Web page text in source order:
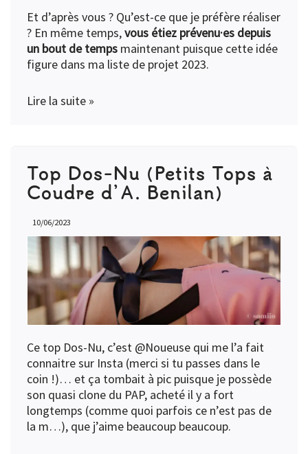
Et d’après vous ? Qu’est-ce que je préfère réaliser
? En même temps,vous étiez prévenu·es depuis
un bout de temps maintenant puisque cette idée
figure dans ma liste de projet 2023.
Lire la suite »
Top Dos-Nu (Petits Tops à
Coudre d’A. Benilan)
10/06/2023
Ce top Dos-Nu, c’est @Noueuse qui me l’a fait
connaitre sur Insta (merci si tu passes dans le
coin !)… et ça tombait à pic puisque je possède
son quasi clone du PAP, acheté il y a fort
longtemps (comme quoi parfois ce n’est pas de
la m…), que j’aime beaucoup beaucoup.